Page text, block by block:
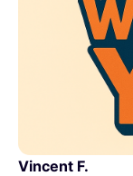
Vincent F.